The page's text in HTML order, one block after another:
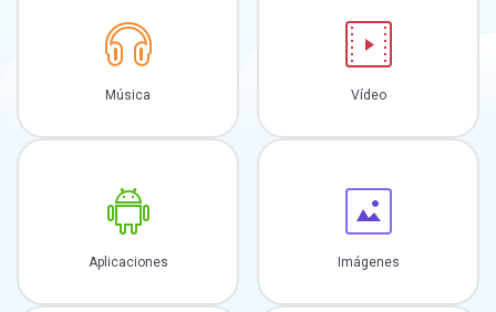
Música Vídeo
Aplicaciones Imágenes